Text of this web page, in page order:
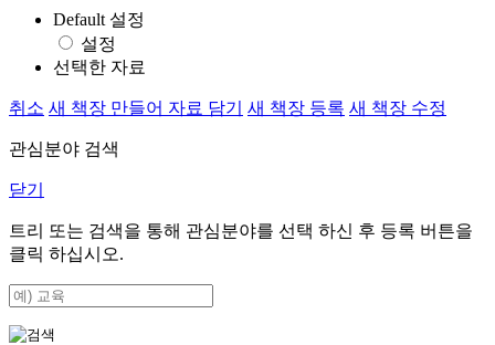
Default 설정
설정
선택한 자료
취소 새 책장 만들어 자료 담기 새 책장 등록 새 책장 수정
관심분야 검색
닫기
트리 또는 검색을 통해 관심분야를 선택 하신 후 등록 버튼을
클릭 하십시오.